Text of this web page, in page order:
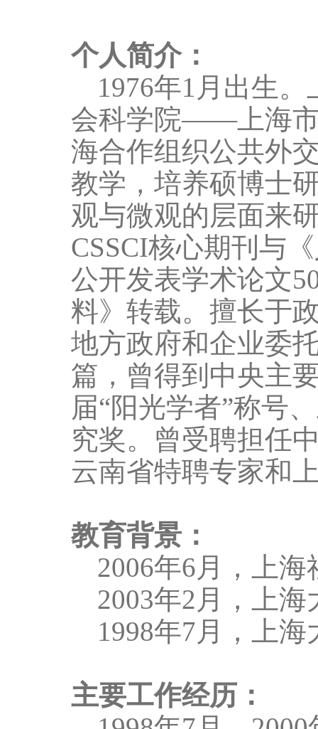
个人简介：
1976年1 月出生
会科学院——上海
海合作组织公共外
教学，培养硕博士
观与微观的层面来
CSSCI核心期刊与
公开发表学术论文5
料》转载。擅长于
地方政府和企业委
篇 ，曾得到中央主
届“阳光学者”称号
究奖。曾受聘担任
云南省特聘专家和
教育背景：
2006年6月，上
2003年2 月，上
1998年7月，上
主要工作经历：